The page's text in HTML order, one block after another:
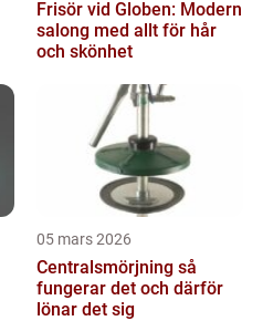
Frisör vid Globen: Modern
salong med allt för hår
och skönhet
05 mars 2026
Centralsmörjning så
fungerar det och därför
lönar det sig